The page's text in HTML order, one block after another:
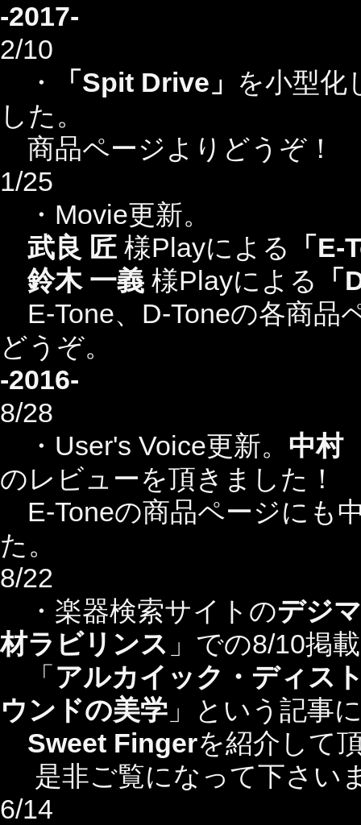
-2017-
2/10
・
「Spit Drive」 を小型化
した。
商品ページよりどうぞ！
1/25
・Movie更新。
武良 匠 様Playによる
「
鈴木 一義 様Playによる
E-Tone、D-Toneの各商品
どうぞ。
-2016-
8/28
・User's Voice更新。 中村
のレビューを頂きました！
E-Toneの商品ページにも
た。
8/22
・楽器検索サイトのデジ
材ラビリンス 」での8/10掲
「 アルカイック・ディス
ウンドの美学 」
という記事
Sweet Fingerを紹介して
是非ご覧になって下さい
6/14